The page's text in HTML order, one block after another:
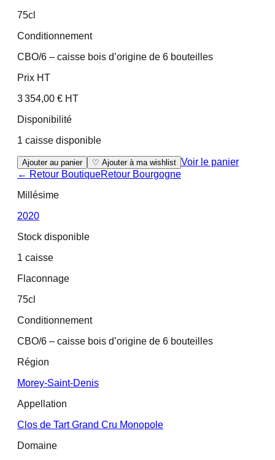
75cl
Conditionnement
CBO/6 – caisse bois d’origine de 6 bouteilles
Prix HT
3 354,00 € HT
Disponibilité
1 caisse disponible
Ajouter au panier ♡ Ajouter à ma wishlist Voir le panier
← Retour BoutiqueRetour Bourgogne
Millésime
2020
Stock disponible
1 caisse
Flaconnage
75cl
Conditionnement
CBO/6 – caisse bois d’origine de 6 bouteilles
Région
Morey-Saint-Denis
Appellation
Clos de Tart Grand Cru Monopole
Domaine